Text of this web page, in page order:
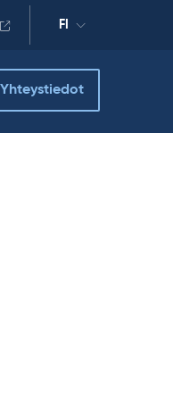
FI
Yhteystiedot